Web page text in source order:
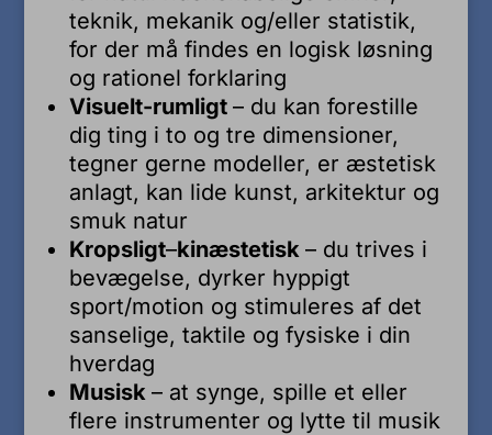
teknik, mekanik og/eller statistik,
for der må findes en logisk løsning
og rationel forklaring
Visuelt-rumligt – du kan forestille
dig ting i to og tre dimensioner,
tegner gerne modeller, er æstetisk
anlagt, kan lide kunst, arkitektur og
smuk natur
Kropsligt–kinæstetisk – du trives i
bevægelse, dyrker hyppigt
sport/motion og stimuleres af det
sanselige, taktile og fysiske i din
hverdag
Musisk – at synge, spille et eller
flere instrumenter og lytte til musik